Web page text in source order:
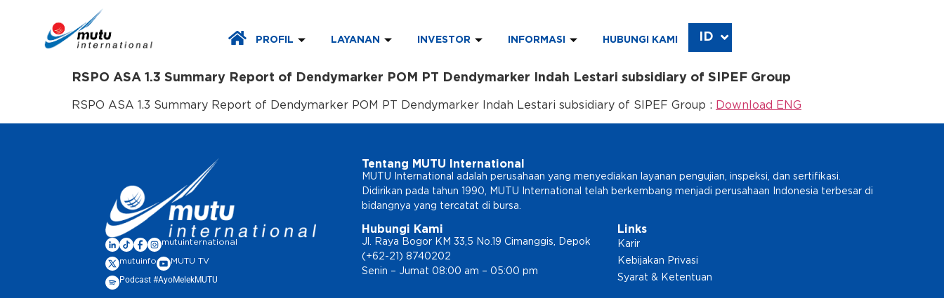
PROFIL LAYANAN INVESTOR INFORMASI HUBUNGI KAMI ID
EN
RSPO ASA 1.3 Summary Report of Dendymarker POM PT Dendymarker Indah Lestari subsidiary of SIPEF Group
RSPO ASA 1.3 Summary Report of Dendymarker POM PT Dendymarker Indah Lestari subsidiary of SIPEF Group : Download ENG
mutuinternational
mutuinfo MUTU TV
Podcast #AyoMelekMUTU
Tentang MUTU International
MUTU International adalah perusahaan yang menyediakan layanan pengujian, inspeksi, dan sertifikasi.
Didirikan pada tahun 1990, MUTU International telah berkembang menjadi perusahaan Indonesia terbesar di
bidangnya yang tercatat di bursa.
Hubungi Kami
Jl. Raya Bogor KM 33,5 No.19 Cimanggis, Depok
(+62-21) 8740202
Senin – Jumat 08:00 am – 05:00 pm
Links
Karir
Kebijakan Privasi
Syarat & Ketentuan